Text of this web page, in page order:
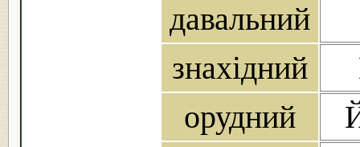
давальний
знахідний
орудний